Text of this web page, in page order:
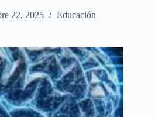
22, 2025 Educación